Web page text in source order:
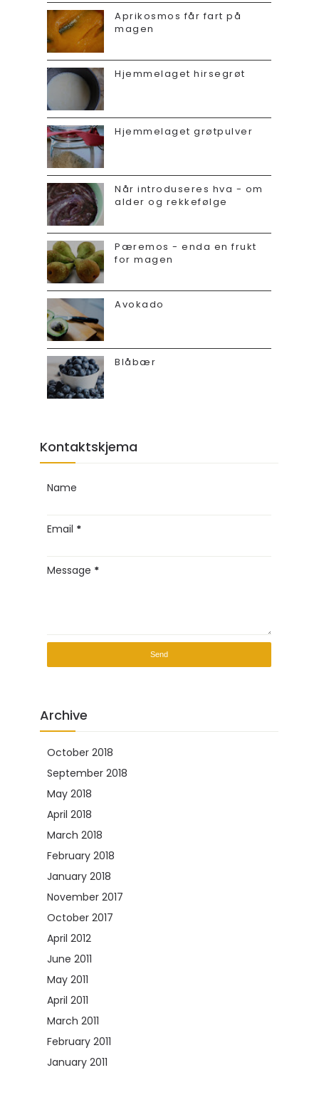
Aprikosmos får fart på
magen
Hjemmelaget hirsegrøt
Hjemmelaget grøtpulver
Når introduseres hva - om
alder og rekkefølge
Pæremos - enda en frukt
for magen
Avokado
Blåbær
Kontaktskjema
Name
Email *
Message *
Archive
October 2018
September 2018
May 2018
April 2018
March 2018
February 2018
January 2018
November 2017
October 2017
April 2012
June 2011
May 2011
April 2011
March 2011
February 2011
January 2011